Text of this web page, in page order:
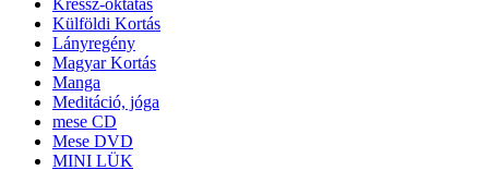
Kressz-oktatás
Külföldi Kortás
Lányregény
Magyar Kortás
Manga
Meditáció, jóga
mese CD
Mese DVD
MINI LÜK